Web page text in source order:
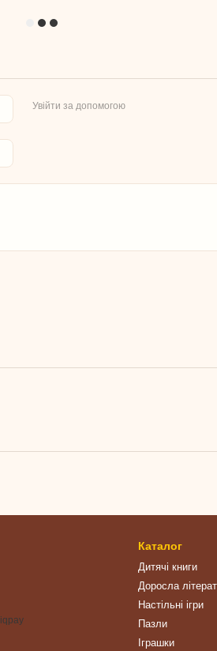
Увійти за допомогою
Каталог
Дитячі книги
Доросла
Настільні ігри
Пазли
Іграшки